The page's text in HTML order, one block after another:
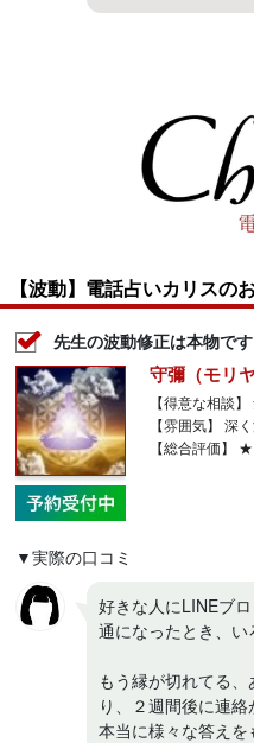
【波動】電話占いカリスの
先生の波動修正は本物です
守彌（モリ
【得意な相談
【雰囲気】 深
【総合評価
▼実際の口コミ
好きな人にLINEブ
通になったとき、い
もう縁が切れてる
り、２週間後に連絡
本当に様々な答えを